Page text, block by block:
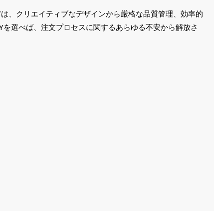
、クリエイティブなデザインから厳格な品質管理、効率的
選べば、注文プロセスに関するあらゆる不安から解放さ